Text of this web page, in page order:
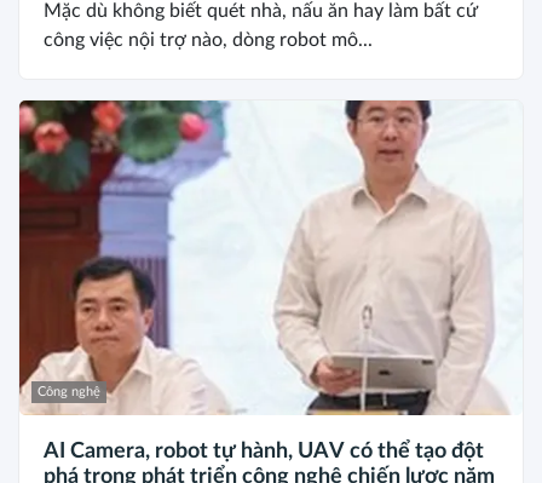
Mặc dù không biết quét nhà, nấu ăn hay làm bất cứ
công việc nội trợ nào, dòng robot mô...
Công nghệ
AI Camera, robot tự hành, UAV có thể tạo đột
phá trong phát triển công nghệ chiến lược năm